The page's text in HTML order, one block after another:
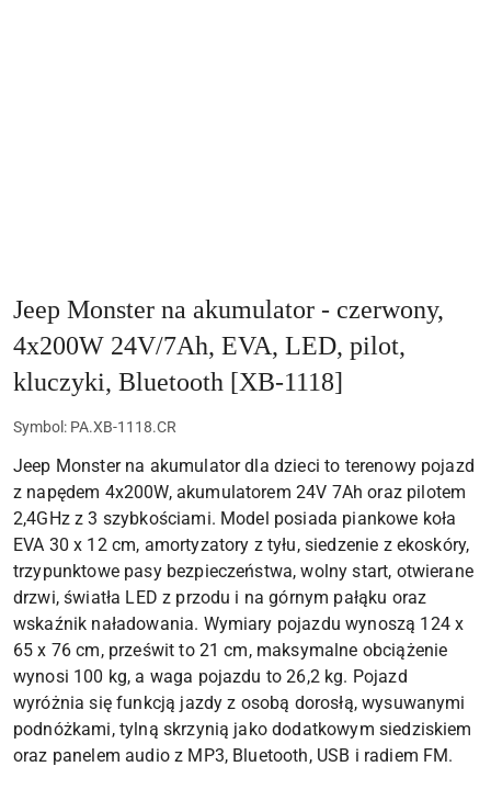
Jeep Monster na akumulator - czerwony,
4x200W 24V/7Ah, EVA, LED, pilot,
kluczyki, Bluetooth [XB-1118]
Symbol: PA.XB-1118.CR
Jeep Monster na akumulator dla dzieci to terenowy pojazd
z napędem 4x200W, akumulatorem 24V 7Ah oraz pilotem
2,4GHz z 3 szybkościami. Model posiada piankowe koła
EVA 30 x 12 cm, amortyzatory z tyłu, siedzenie z ekoskóry,
trzypunktowe pasy bezpieczeństwa, wolny start, otwierane
drzwi, światła LED z przodu i na górnym pałąku oraz
wskaźnik naładowania. Wymiary pojazdu wynoszą 124 x
65 x 76 cm, prześwit to 21 cm, maksymalne obciążenie
wynosi 100 kg, a waga pojazdu to 26,2 kg. Pojazd
wyróżnia się funkcją jazdy z osobą dorosłą, wysuwanymi
podnóżkami, tylną skrzynią jako dodatkowym siedziskiem
oraz panelem audio z MP3, Bluetooth, USB i radiem FM.